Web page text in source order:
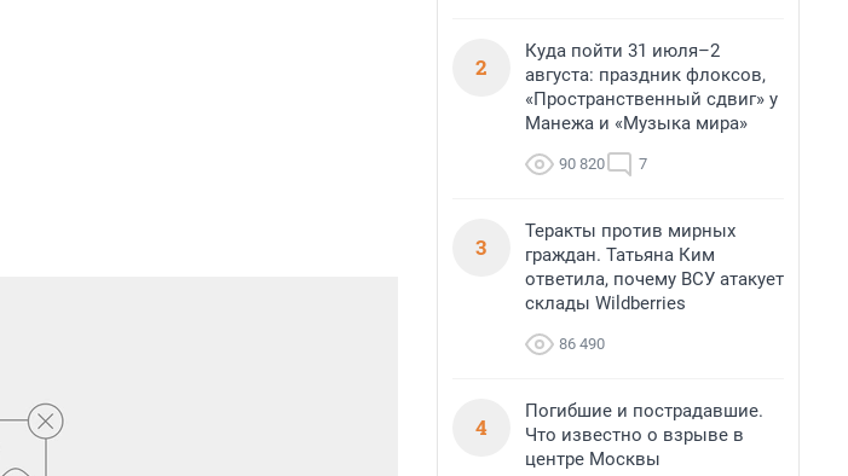
2
Куда пойти 31 июля–2
августа: праздник флоксов,
«Пространственный сдвиг» у
Манежа и «Музыка мира»
90 820 7
3
Теракты против мирных
граждан. Татьяна Ким
ответила, почему ВСУ атакует
склады Wildberries
86 490
4
Погибшие и пострадавшие.
Что известно о взрыве в
центре Москвы